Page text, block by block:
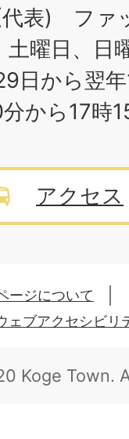
代表) ファ
土曜日、日
日から翌
から17時
アクセス
ージについて
ェブアクセシビリ
Koge Town.